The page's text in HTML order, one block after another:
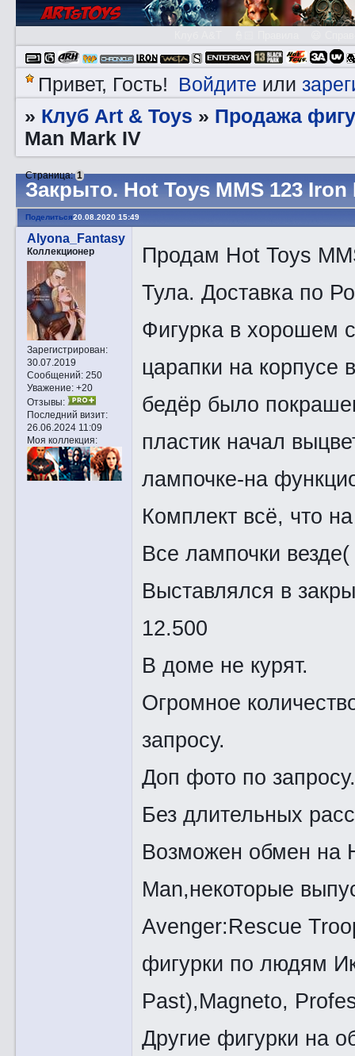
Привет, Гость! Войдите или
» Клуб Art & Toys » Продажа
Man Mark IV
Закрытo. Hot Toys MMS 123 Iron
Страница:1
Поделиться20.08.2020 15:49
Alyona_Fantasy
Коллекционер
Зарегистрирован:
30.07.2019
Сообщений:250
Уважение: +20
Отзывы:
Последний визит:
26.06.2024 11:09
Моя коллекция:
Продам Hot Toys
Тула. Доставка по
Фигурка в хорошем
царапки на корпусе
бедёр было
пластик начал
лампочке-на
Комплект всё, что
Все лампочки
Выставлялся в
12.500
В доме не курят.
Огромное
запросу.
Доп фото по запросу.
Без длительных
Возможен обмен на
Man,некоторые
Avenger:Rescue
фигурки по людям
Past),Magneto,
Другие фигурки на